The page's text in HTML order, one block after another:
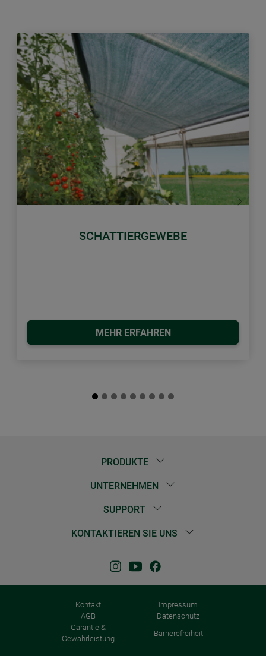
SCHATTIERGEWEBE
MEHR ERFAHREN
Zurück Weiter
PRODUKTE
UNTERNEHMEN
SUPPORT
KONTAKTIEREN SIE UNS
Kontakt
Impressum
AGB
Datenschutz
Garantie &
Gewährleistung
Barrierefreiheit